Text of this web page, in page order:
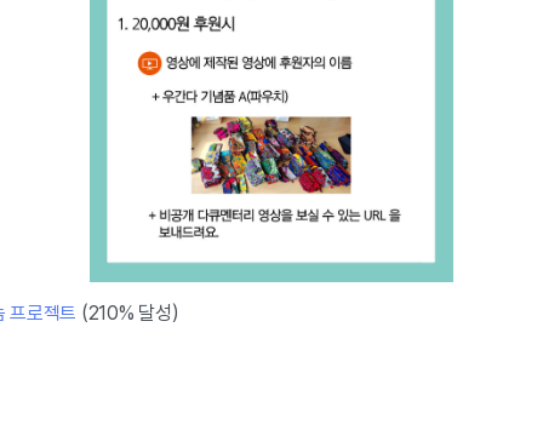
프로젝트 (210% 달성)